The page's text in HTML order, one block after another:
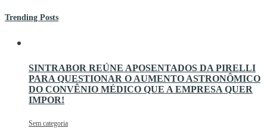
Trending Posts
SINTRABOR REÚNE APOSENTADOS DA PIRELLI
PARA QUESTIONAR O AUMENTO ASTRONÔMICO
DO CONVÊNIO MÉDICO QUE A EMPRESA QUER
IMPOR!
Sem categoria